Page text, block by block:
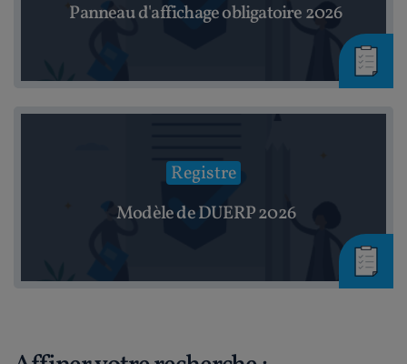
Panneau d'affichage obligatoire 2026
Registre
Modèle de DUERP 2026